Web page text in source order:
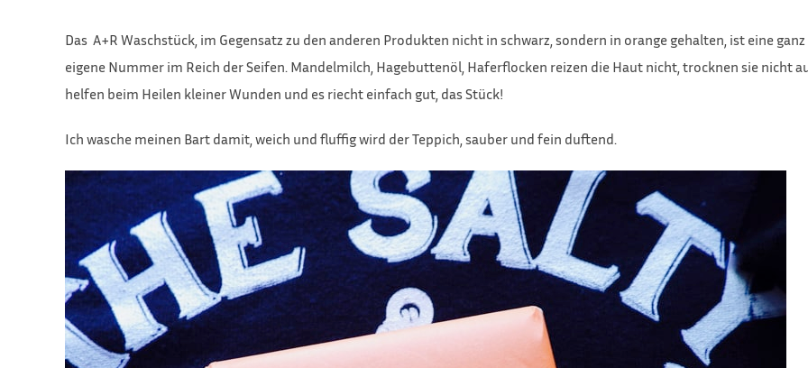
Das A+R Waschstück, im Gegensatz zu den anderen Produkten nicht in schwarz, sondern in orange gehalten, ist eine ganz
eigene Nummer im Reich der Seifen. Mandelmilch, Hagebuttenöl, Haferflocken reizen die Haut nicht, trocknen sie nicht
helfen beim Heilen kleiner Wunden und es riecht einfach gut, das Stück!
Ich wasche meinen Bart damit, weich und fluffig wird der Teppich, sauber und fein duftend.